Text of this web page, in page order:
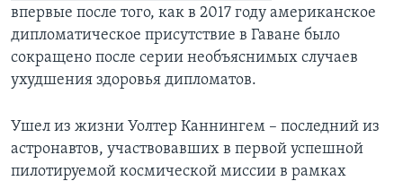
впервые после того, как в 2017 году американское
дипломатическое присутствие в Гаване было
сокращено после серии необъяснимых случаев
ухудшения здоровья дипломатов.
Ушел из жизни Уолтер Каннингем – последний из
астронавтов, участвовавших в первой успешной
пилотируемой космической миссии в рамках